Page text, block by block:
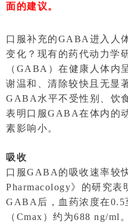
面的建议。
口服补充的GABA进入人
变化？现有的药代动力学
（GABA）在健康人体内
谢温和、清除较快且无显
GABA水平不受性别、饮
表明口服GABA在体内的
素影响小。
吸收
口服GABA的吸收速率较
Pharmacology》的研究表
GABA后，血药浓度在0.5
（Cmax）约为688 ng/ml